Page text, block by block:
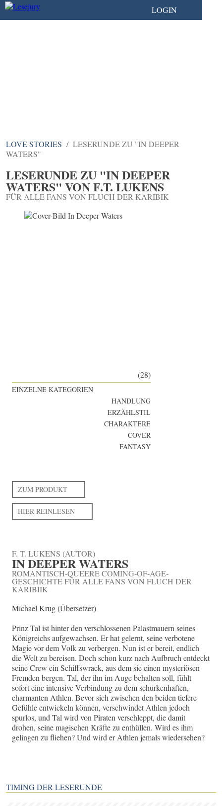
LOGIN
LOVE STORIES
LESERUNDE ZU "IN DEEPER
WATERS"
LESERUNDE ZU "IN DEEPER
WATERS" VON F.T. LUKENS
FÜR ALLE FANS VON FLUCH DER KARIBIK
(28)
EINZELNE KATEGORIEN
HANDLUNG
ERZÄHLSTIL
CHARAKTERE
COVER
FANTASY
ZUM PRODUKT
HIER REINLESEN
F. T. LUKENS (AUTOR)
IN DEEPER WATERS
ROMANTISCH-QUEERE COMING-OF-AGE-
GESCHICHTE FÜR ALLE FANS VON FLUCH DER
KARIBIIK
Michael Krug (Übersetzer)
Prinz Tal ist hinter den verschlossenen Palastmauern seines
Königreichs aufgewachsen. Er hat gelernt, seine verbotene
Magie vor dem Volk zu verbergen. Nun ist er bereit, endlich
die Welt zu bereisen. Doch schon kurz nach Aufbruch entdeckt
seine Crew ein Schiffswrack, aus dem sie einen mysteriösen
Fremden bergen. Tal, der ihn im Auge behalten soll, fühlt
sofort eine intensive Verbindung zu dem schurkenhaften,
charmanten Athlen. Bevor sich zwischen den beiden tiefere
Gefühle entwickeln können, verschwindet Athlen jedoch
spurlos, und Tal wird von Piraten verschleppt, die damit
drohen, seine magischen Kräfte zu enthüllen. Wird es ihm
gelingen zu fliehen? Und wird er Athlen jemals wiedersehen?
TIMING DER LESERUNDE